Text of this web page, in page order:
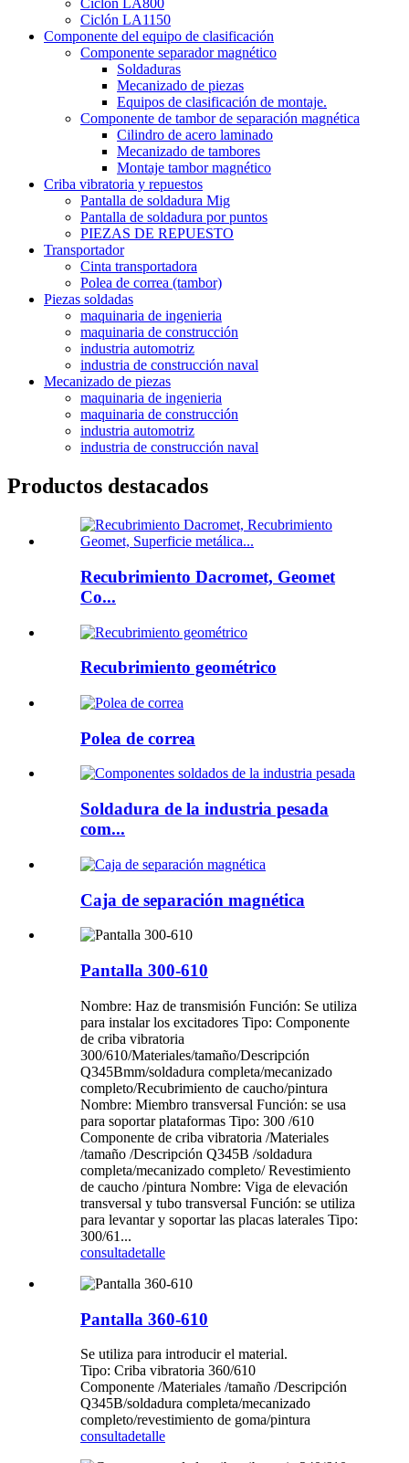
Ciclón LA800
Ciclón LA1150
Componente del equipo de clasificación
Componente separador magnético
Soldaduras
Mecanizado de piezas
Equipos de clasificación de montaje.
Componente de tambor de separación magnética
Cilindro de acero laminado
Mecanizado de tambores
Montaje tambor magnético
Criba vibratoria y repuestos
Pantalla de soldadura Mig
Pantalla de soldadura por puntos
PIEZAS DE REPUESTO
Transportador
Cinta transportadora
Polea de correa (tambor)
Piezas soldadas
maquinaria de ingenieria
maquinaria de construcción
industria automotriz
industria de construcción naval
Mecanizado de piezas
maquinaria de ingenieria
maquinaria de construcción
industria automotriz
industria de construcción naval
Productos destacados
Recubrimiento Dacromet, Geomet
Co...
Recubrimiento geométrico
Polea de correa
Soldadura de la industria pesada
com...
Caja de separación magnética
Pantalla 300-610
Nombre: Haz de transmisión Función: Se utiliza
para instalar los excitadores Tipo: Componente
de criba vibratoria
300/610/Materiales/tamaño/Descripción
Q345Bmm/soldadura completa/mecanizado
completo/Recubrimiento de caucho/pintura
Nombre: Miembro transversal Función: se usa
para soportar plataformas Tipo: 300 /610
Componente de criba vibratoria /Materiales
/tamaño /Descripción Q345B /soldadura
completa/mecanizado completo/ Revestimiento
de caucho /pintura Nombre: Viga de elevación
transversal y tubo transversal Función: se utiliza
para levantar y soportar las placas laterales Tipo:
300/61...
consultadetalle
Pantalla 360-610
Se utiliza para introducir el material.
Tipo: Criba vibratoria 360/610
Componente /Materiales /tamaño /Descripción
Q345B/soldadura completa/mecanizado
completo/revestimiento de goma/pintura
consultadetalle